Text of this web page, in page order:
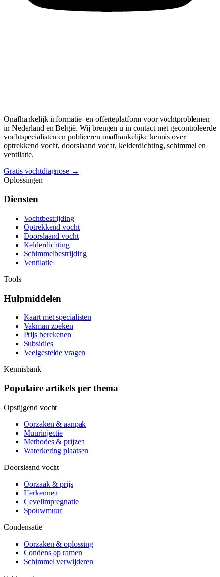
Onafhankelijk informatie- en offerteplatform voor vochtproblemen
in Nederland en België. Wij brengen u in contact met gecontroleerde
vochtspecialisten en publiceren onafhankelijke kennis over
optrekkend vocht, doorslaand vocht, kelderdichting, schimmel en
ventilatie.
Gratis vochtdiagnose →
Oplossingen
Diensten
Vochtbestrijding
Optrekkend vocht
Doorslaand vocht
Kelderdichting
Schimmelbestrijding
Ventilatie
Tools
Hulpmiddelen
Kaart met specialisten
Vakman zoeken
Prijs berekenen
Subsidies
Veelgestelde vragen
Kennisbank
Populaire artikels per thema
Opstijgend vocht
Oorzaken & aanpak
Muurinjectie
Methodes & prijzen
Waterkering plaatsen
Doorslaand vocht
Oorzaak & prijs
Herkennen
Gevelimpregnatie
Spouwmuur
Condensatie
Oorzaken & oplossing
Condens op ramen
Schimmel verwijderen